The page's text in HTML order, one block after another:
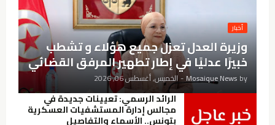
أخبار
وزيرة العدل تعزل جميع هؤلاء و تشطب
خبيرًا عدليًا في إطار تطهير المرفق القضائي
by
Mosaique News
- الخميس, أغسطس 06, 2026
الرائد الرسمي: تعيينات جديدة في
مجالس إدارة المستشفيات العسكرية
بتونس.. الأسماء والتفاصيل